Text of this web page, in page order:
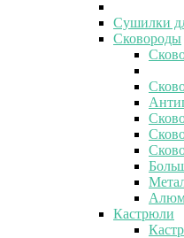
Сушилки
Сковороды
Кастрюли